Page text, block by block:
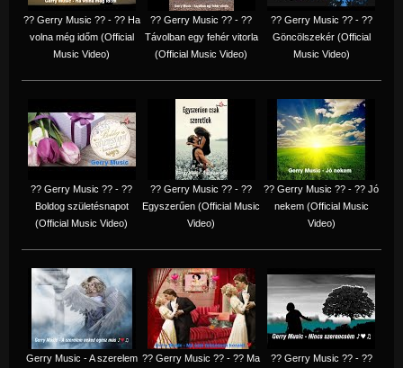
?? Gerry Music ?? - ?? Ha
volna még időm (Official
Music Video)
?? Gerry Music ?? - ??
Távolban egy fehér vitorla
(Official Music Video)
?? Gerry Music ?? - ??
Göncölszekér (Official
Music Video)
?? Gerry Music ?? - ??
Boldog születésnapot
(Official Music Video)
?? Gerry Music ?? - ??
Egyszerűen (Official Music
Video)
?? Gerry Music ?? - ?? Jó
nekem (Official Music
Video)
Gerry Music - A szerelem ?? Gerry Music ?? - ?? Ma
?? Gerry Music ?? - ??